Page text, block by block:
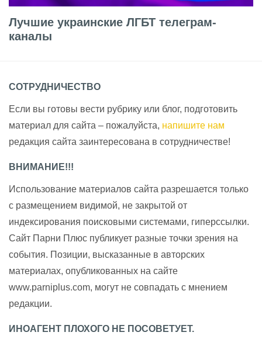
Лучшие украинские ЛГБТ телеграм-
каналы
СОТРУДНИЧЕСТВО
Если вы готовы вести рубрику или блог, подготовить
материал для сайта – пожалуйста, напишите нам
редакция сайта заинтересована в сотрудничестве!
ВНИМАНИЕ!!!
Использование материалов сайта разрешается только
с размещением видимой, не закрытой от
индексирования поисковыми системами, гиперссылки.
Сайт Парни Плюс публикует разные точки зрения на
события. Позиции, высказанные в авторских
материалах, опубликованных на сайте
www.parniplus.com, могут не совпадать с мнением
редакции.
ИНОАГЕНТ ПЛОХОГО НЕ ПОСОВЕТУЕТ.